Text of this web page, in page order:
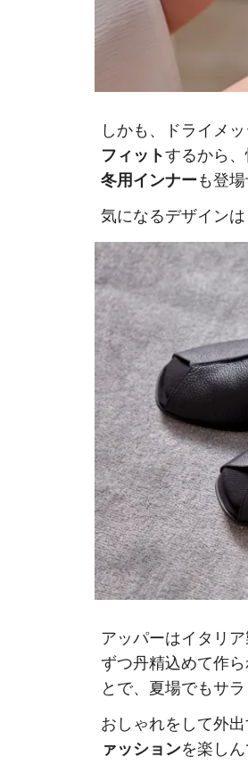
しかも、ドライメ
フィットするから
冬用インナーも登
気になるデザイン
アッパーはイタリ
ずつ丹精込めて作
とで、夏場でもサラ
おしゃれをして外
ァッションを楽し